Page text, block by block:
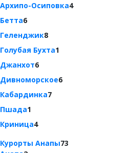
Архипо-Осиповка4
Бетта6
Геленджик8
Голубая Бухта1
Джанхот6
Дивноморское6
Кабардинка7
Пшада1
Криница4
Курорты Анапы73